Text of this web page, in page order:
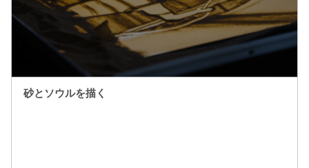
砂とソウルを描く